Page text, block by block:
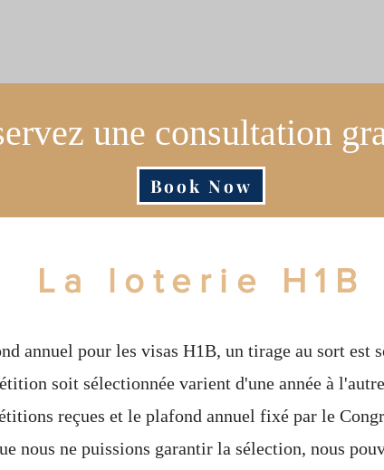
une consultation
Book Now
La loterie H1B
annuel pour les visas H1B, un tirage au sort est
soit sélectionnée varient d'une année à
reçues et le plafond annuel fixé par le
nous ne puissions garantir la sélection, nous